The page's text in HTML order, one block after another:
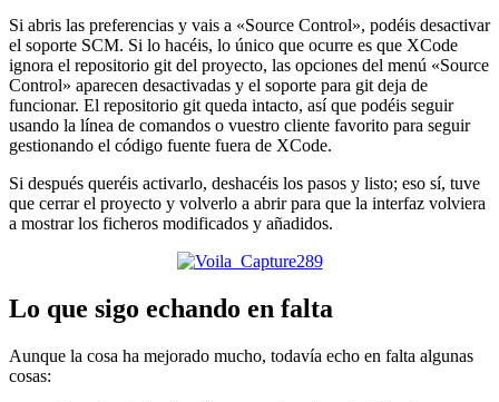
Si abris las preferencias y vais a «Source Control», podéis desactivar
el soporte SCM. Si lo hacéis, lo único que ocurre es que XCode
ignora el repositorio git del proyecto, las opciones del menú «Source
Control» aparecen desactivadas y el soporte para git deja de
funcionar. El repositorio git queda intacto, así que podéis seguir
usando la línea de comandos o vuestro cliente favorito para seguir
gestionando el código fuente fuera de XCode.
Si después queréis activarlo, deshacéis los pasos y listo; eso sí, tuve
que cerrar el proyecto y volverlo a abrir para que la interfaz volviera
a mostrar los ficheros modificados y añadidos.
Lo que sigo echando en falta
Aunque la cosa ha mejorado mucho, todavía echo en falta algunas
cosas: